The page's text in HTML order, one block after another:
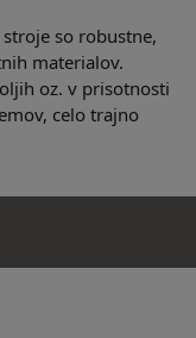
so robustne,
materialov.
oz. v prisotnosti
celo trajno